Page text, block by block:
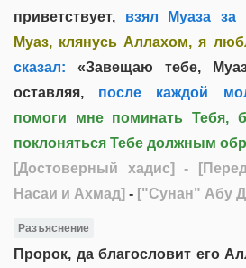
приветствует, взял Муаза за
Муаз, клянусь Аллахом, я
сказал: «Завещаю тебе,
оставляя, после каждой
помоги мне поминать Тебя,
поклоняться Тебе должным
[Достоверный хадис] -
Насаи и Ахмад] - ["Сунан" Абу
Разъяснение
Пророк, да благословит его